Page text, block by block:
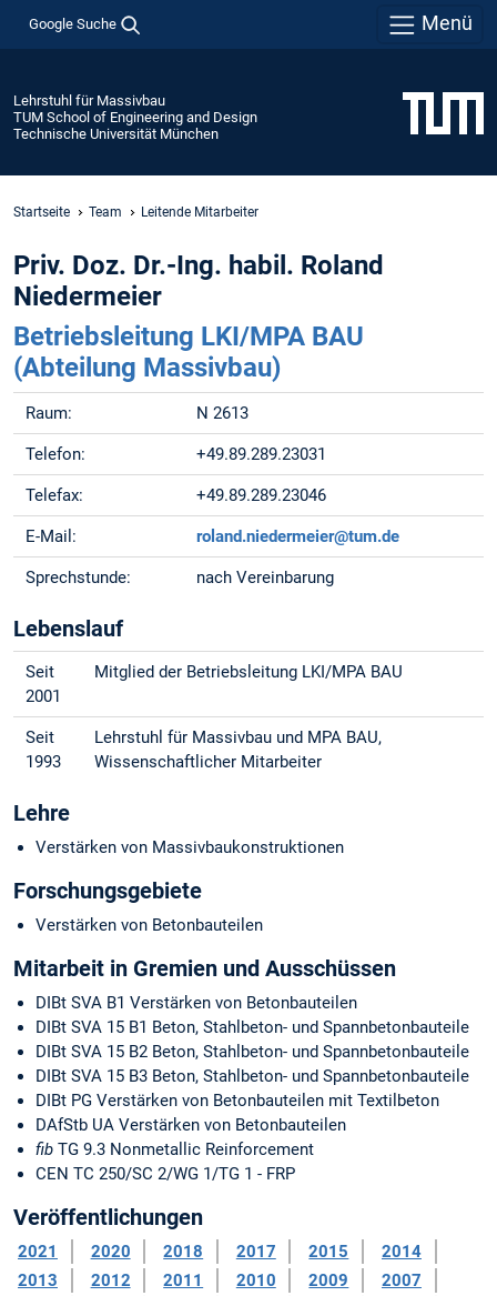
Google Suche Menü
Lehrstuhl für Massivbau
TUM School of Engineering and Design
Technische Universität München
Startseite Team Leitende Mitarbeiter
Priv. Doz. Dr.-Ing. habil. Roland
Niedermeier
Betriebsleitung LKI/MPA BAU
(Abteilung Massivbau)
Raum: N 2613
Telefon: +49.89.289.23031
Telefax: +49.89.289.23046
E-Mail: roland.niedermeier@tum.de
Sprechstunde: nach Vereinbarung
Lebenslauf
Seit
2001
Mitglied der Betriebsleitung LKI/MPA BAU
Seit
1993
Lehrstuhl für Massivbau und MPA BAU,
Wissenschaftlicher Mitarbeiter
Lehre
Verstärken von Massivbaukonstruktionen
Forschungsgebiete
Verstärken von Betonbauteilen
Mitarbeit in Gremien und Ausschüssen
DIBt SVA B1 Verstärken von Betonbauteilen
DIBt SVA 15 B1 Beton, Stahlbeton- und Spannbetonbauteile
DIBt SVA 15 B2 Beton, Stahlbeton- und Spannbetonbauteile
DIBt SVA 15 B3 Beton, Stahlbeton- und Spannbetonbauteile
DIBt PG Verstärken von Betonbauteilen mit Textilbeton
DAfStb UA Verstärken von Betonbauteilen
fib TG 9.3 Nonmetallic Reinforcement
CEN TC 250/SC 2/WG 1/TG 1 - FRP
Veröffentlichungen
2021 2020 2018 2017 2015
2014
2013
2012 2011 2010 2009
2007